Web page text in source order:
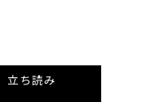
立ち読み